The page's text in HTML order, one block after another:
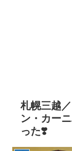
札幌三越
ン・カー
った❣️